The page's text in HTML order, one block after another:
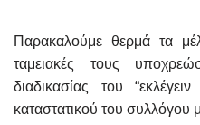
Παρακαλούμε θερμά τα
ταμειακές τους
διαδικασίας του
καταστατικού του συλλόγου